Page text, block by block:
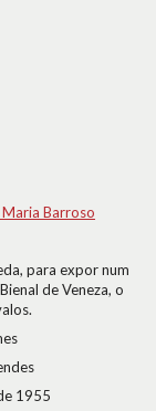
Barroso
para expor num
de Veneza, o
1955